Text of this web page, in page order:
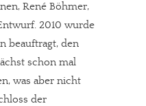
René Böhmer,
2010 wurde
beauftragt, den
schon mal
was aber nicht
der